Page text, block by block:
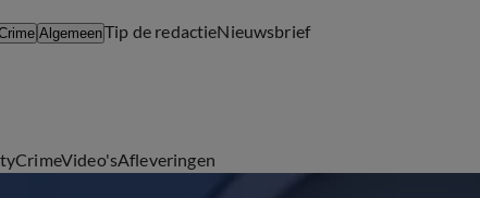
AlgemeenTip de redactieNieuwsbrief
CrimeVideo'sAfleveringen